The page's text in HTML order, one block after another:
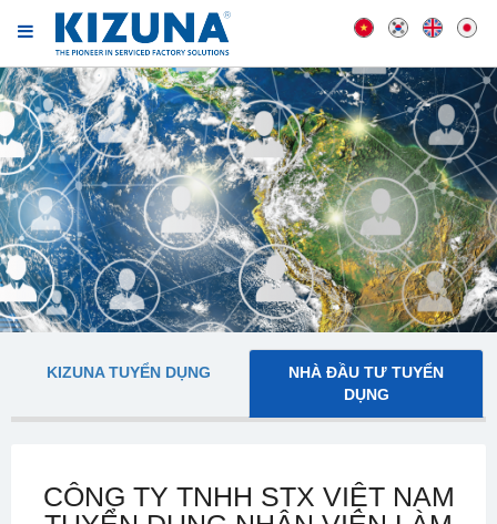
KIZUNA TUYỂN DỤNG
NHÀ ĐẦU TƯ TUYỂN
DỤNG
CÔNG TY TNHH STX VIỆT NAM